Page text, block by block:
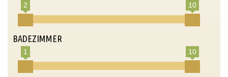
2 10
BADEZIMMER
1 10